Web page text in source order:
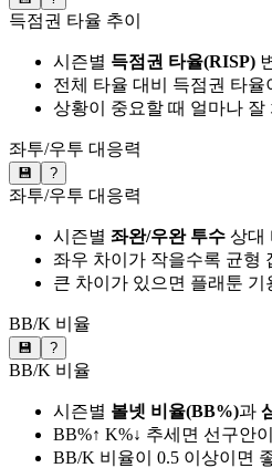
득점권 타율 추이
시즌별 득점권 타율(RISP)
전체 타율 대비 득점권 타율
상황이 중요할 때 얼마나 잘
좌투/우투 대응력
💾 ?
좌투/우투 대응력
시즌별 좌완/우완 투수 상대
좌우 차이가 작을수록 균형
큰 차이가 있으면 플래툰 기
BB/K 비율
💾 ?
BB/K 비율
시즌별 볼넷 비율(BB%)과
BB%↑ K%↓ 추세면 선구안
BB/K 비율이 0.5 이상이면